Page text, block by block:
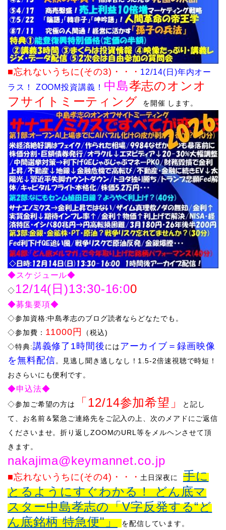
■忘れないうちに(その3) ・・・ 12/14(日)年内オー
ラス！
ZOOM投資講義！ 中島孝志のオンオ
フサイトミーティング を開催 します。
◆スケジュール◆
◇12/14(日)13:30-16:00
◆募集要項◆
◇参加資格:中島孝志のブログ読者ならどなたでも。
◇参加費： 11000円
（税込)
​◇特典:講義修了1時間後にはアーカイブ ＝録画映像
を無料配信。 見逃し聞き逃しなし！ 1.5-2倍速視聴で時短！
おさらいにも便利です。
◆申込法◆
◇​参加ご希望の方は 「12/14参加希望」
と記し
て、お名前＆緊急ご連絡先をご記入の上、次のメアドにご返信
くださいませ。折り返しZOOMのURL等をメルヘンさせて頂
きます。
​​​nakajima@keymannet.co.jp
■忘れないうちに(その4) ・・・土日深夜に
手に
とるようにすぐわかる！ どん底マ
スター中島孝志の「V字反発する“ど
ん底銘柄 特急便"」 を配信してい ます。